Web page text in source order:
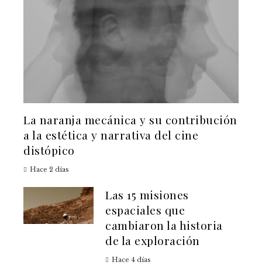
La naranja mecánica y su contribución
a la estética y narrativa del cine
distópico
Hace 2 días
Las 15 misiones
espaciales que
cambiaron la historia
de la exploración
Hace 4 días